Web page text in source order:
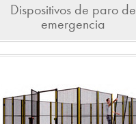
Dispositivos de paro de
emergencia